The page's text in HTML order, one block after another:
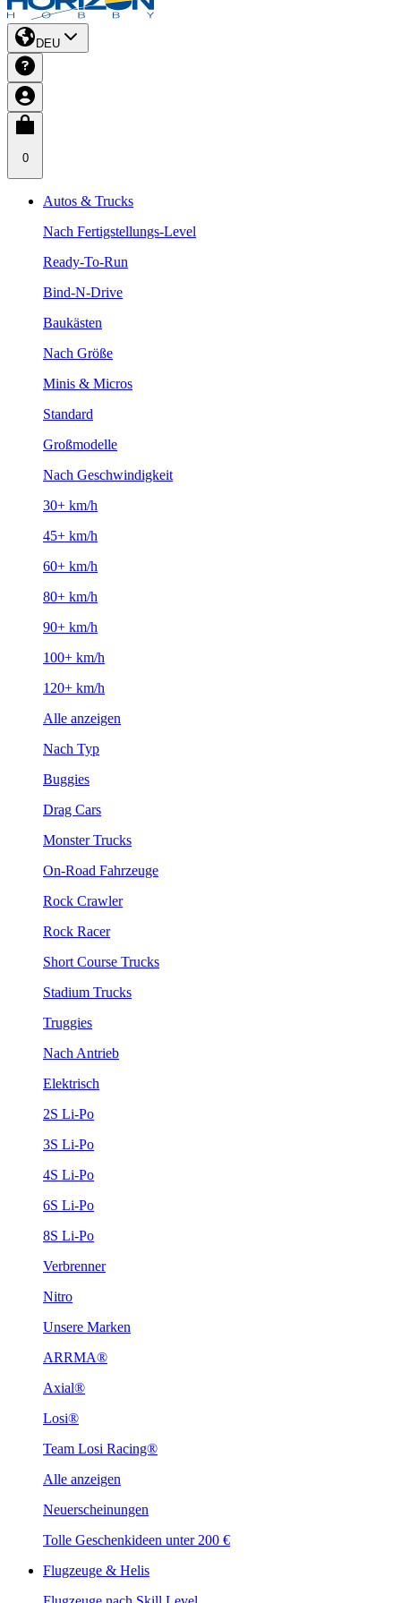
DEU
0
Autos & Trucks
Nach Fertigstellungs-Level
Ready-To-Run
Bind-N-Drive
Baukästen
Nach Größe
Minis & Micros
Standard
Großmodelle
Nach Geschwindigkeit
30+ km/h
45+ km/h
60+ km/h
80+ km/h
90+ km/h
100+ km/h
120+ km/h
Alle anzeigen
Nach Typ
Buggies
Drag Cars
Monster Trucks
On-Road Fahrzeuge
Rock Crawler
Rock Racer
Short Course Trucks
Stadium Trucks
Truggies
Nach Antrieb
Elektrisch
2S Li-Po
3S Li-Po
4S Li-Po
6S Li-Po
8S Li-Po
Verbrenner
Nitro
Unsere Marken
ARRMA®
Axial®
Losi®
Team Losi Racing®
Alle anzeigen
Neuerscheinungen
Tolle Geschenkideen unter 200 €
Flugzeuge & Helis